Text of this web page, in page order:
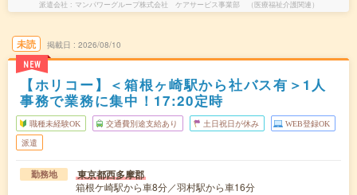
派遣会社 マンパワーグループ株式会社 ケアサービス事業部 （医療福祉介護関連）
未読
NEW
掲載日 2026/08/10
【ホリコー】＜箱根ヶ崎駅から社バス有＞1人
事務で業務に集中！17:20定時
職種未経験OK 交通費別途支給あり 土日祝日が休み WEB登録OK
派遣
勤務地 東京都西多摩郡
箱根ケ崎駅から車8分／羽村駅から車16分